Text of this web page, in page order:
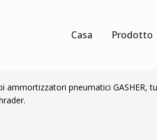
Casa Prodotto
ammortizzatori pneumatici GASHER,